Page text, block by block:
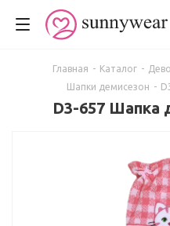
Главная - Каталог -
Шапки демисезон -
D3-657 Шапка